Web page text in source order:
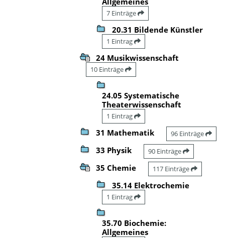
7 Einträge
20.31 Bildende Künstler
1 Eintrag
24 Musikwissenschaft
10 Einträge
24.05 Systematische
Theaterwissenschaft
1 Eintrag
31 Mathematik 96 Einträge
33 Physik 90 Einträge
35 Chemie 117 Einträge
35.14 Elektrochemie
1 Eintrag
35.70 Biochemie:
Allgemeines